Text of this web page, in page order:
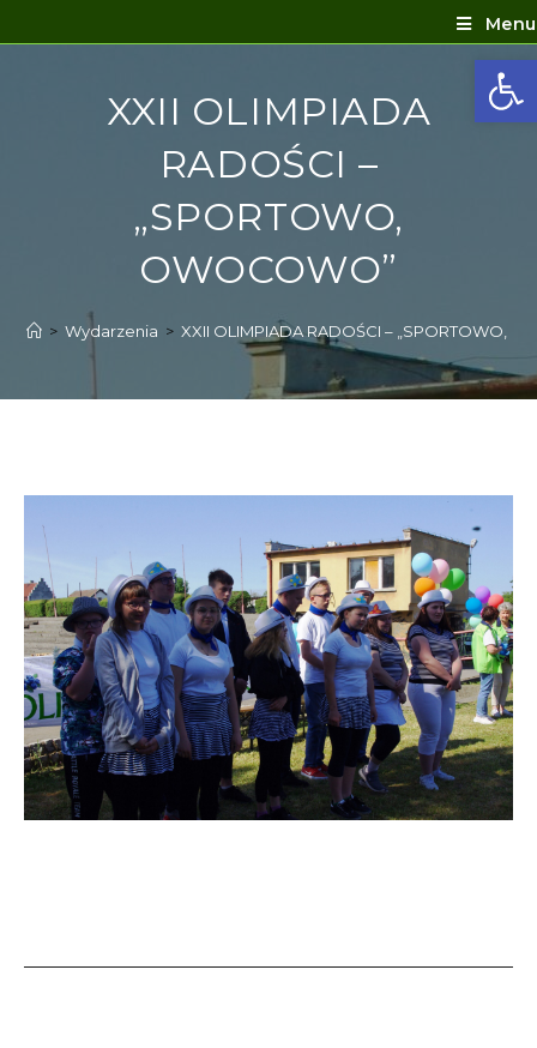
Menu
XXII OLIMPIADA
RADOŚCI –
„SPORTOWO,
OWOCOWO”
> Wydarzenia > XXII OLIMPIADA RADOŚCI – „SPORTOWO,